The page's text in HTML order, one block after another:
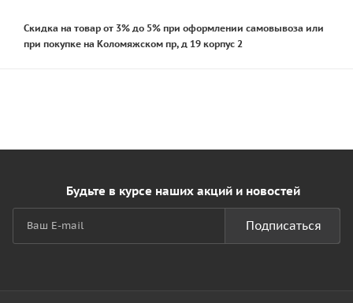
Скидка на товар от 3% до 5% при оформлении самовывоза или
при покупке на Коломяжском пр, д 19 корпус 2
Будьте в курсе наших акций и новостей
Подписаться